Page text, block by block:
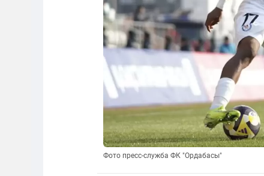
Фото пресс-служба ФК "Ордабасы"